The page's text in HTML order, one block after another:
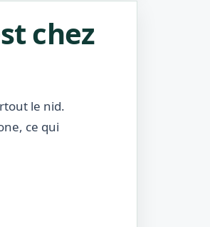
chez
le nid.
ce qui